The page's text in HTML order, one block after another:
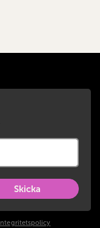
Skicka
Integritetspolicy